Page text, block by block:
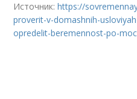
Источник:https://
proverit-v-domashnih-
opredelit-beremennost-po-